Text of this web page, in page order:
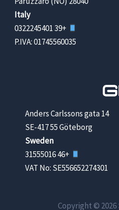
Italy
+39 0322245401
P.IVA: 01745560035
Anders Carlssons gata 14
SE-417 55 Göteborg
Sweden
+46 31555016
VAT No: SE556652274301
Copyright © 2026